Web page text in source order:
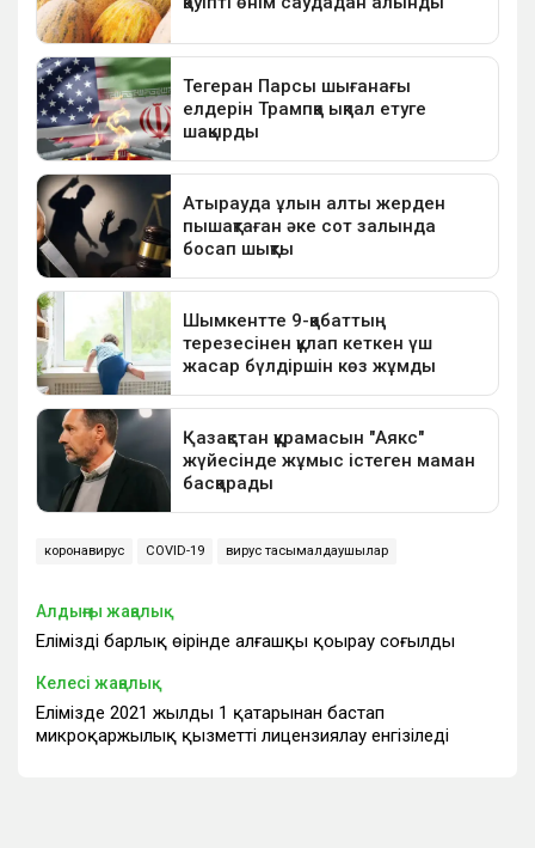
коронавирус COVID-19 вирус тасымалдаушылар
Алдыңғы жаңалық
Еліміздің барлық өңірінде алғашқы қоңырау соғылды
Келесі жаңалық
Елімізде 2021 жылдың 1 қаңтарынан бастап
микроқаржылық қызметті лицензиялау енгізіледі